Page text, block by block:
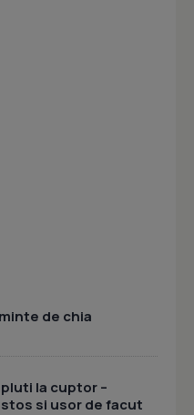
de chia
la cuptor –
si usor de facut